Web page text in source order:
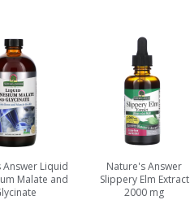
Answer Liquid
Malate and
Nature's Answer
Slippery Elm Extract
2000 mg